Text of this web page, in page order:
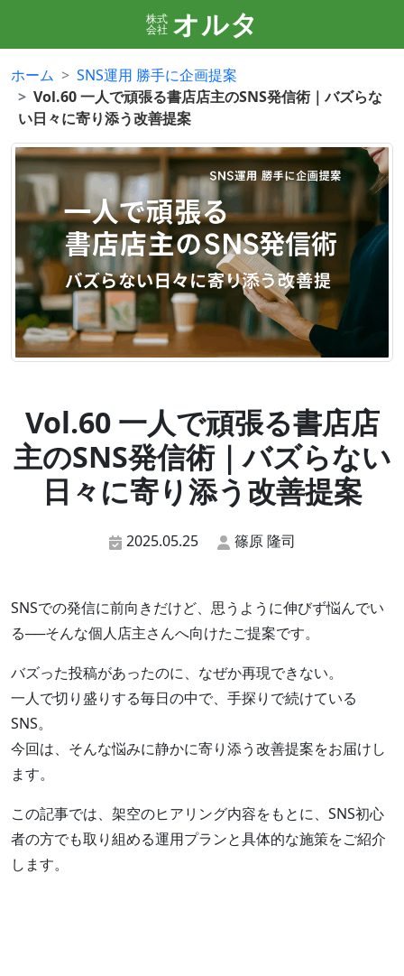
株式
会社 オルタ
ホーム
SNS運用 勝手に企画提案
Vol.60 一人で頑張る書店店主のSNS発信術｜バズらな
い日々に寄り添う改善提案
Vol.60 一人で頑張る書店店
主のSNS発信術｜バズらない
日々に寄り添う改善提案
2025.05.25 篠原 隆司
SNSでの発信に前向きだけど、思うように伸びず悩んでい
る──そんな個人店主さんへ向けたご提案です。
バズった投稿があったのに、なぜか再現できない。
一人で切り盛りする毎日の中で、手探りで続けている
SNS。
今回は、そんな悩みに静かに寄り添う改善提案をお届けし
ます。
この記事では、架空のヒアリング内容をもとに、SNS初心
者の方でも取り組める運用プランと具体的な施策をご紹介
します。